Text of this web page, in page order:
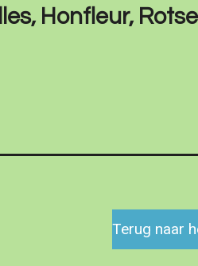
Honfleur,
Terug naar